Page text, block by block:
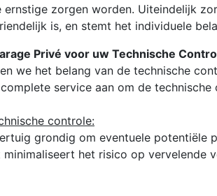
zorgen worden. Uiteindelijk
is, en stemt het individuele
Privé voor uw Technische
we het belang van de technische
service aan om de
controle:
grondig om eventuele
het risico op vervelende